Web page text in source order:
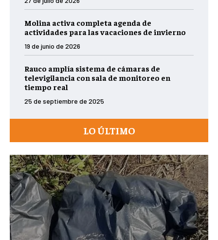
Molina activa completa agenda de
actividades para las vacaciones de invierno
19 de junio de 2026
Rauco amplía sistema de cámaras de
televigilancia con sala de monitoreo en
tiempo real
25 de septiembre de 2025
LO ÚLTIMO